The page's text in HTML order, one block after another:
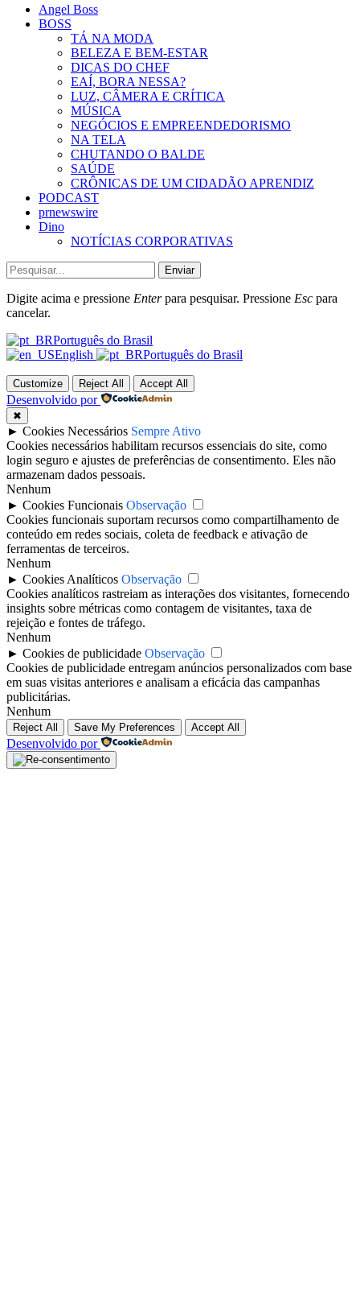
Angel Boss
BOSS
TÁ NA MODA
BELEZA E BEM-ESTAR
DICAS DO CHEF
EAÍ, BORA NESSA?
LUZ, CÂMERA E CRÍTICA
MÚSICA
NEGÓCIOS E EMPREENDEDORISMO
NA TELA
CHUTANDO O BALDE
SAÚDE
CRÔNICAS DE UM CIDADÃO APRENDIZ
PODCAST
prnewswire
Dino
NOTÍCIAS CORPORATIVAS
Enviar
Digite acima e pressione Enterpara pesquisar. Pressione Esc para
cancelar.
Português do Brasil
English
Português do Brasil
Customize Reject All Accept All
Desenvolvido por
✖
► Cookies Necessários Sempre Ativo
Cookies necessários habilitam recursos essenciais do site, como
login seguro e ajustes de preferências de consentimento. Eles não
armazenam dados pessoais.
Nenhum
► Cookies Funcionais Observação
Cookies funcionais suportam recursos como compartilhamento de
conteúdo em redes sociais, coleta de feedback e ativação de
ferramentas de terceiros.
Nenhum
► Cookies Analíticos Observação
Cookies analíticos rastreiam as interações dos visitantes, fornecendo
insights sobre métricas como contagem de visitantes, taxa de
rejeição e fontes de tráfego.
Nenhum
► Cookies de publicidade Observação
Cookies de publicidade entregam anúncios personalizados com base
em suas visitas anteriores e analisam a eficácia das campanhas
publicitárias.
Nenhum
Reject All Save My Preferences Accept All
Desenvolvido por